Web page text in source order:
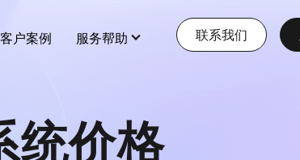
全部 >
客户案例 服务帮助
新闻中心
联系我们
统价格